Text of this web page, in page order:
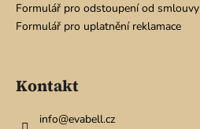
r
v
Formulář pro odstoupení od smlouvy
Formulář pro uplatnění reklamace
Kontakt
info@evabell.cz